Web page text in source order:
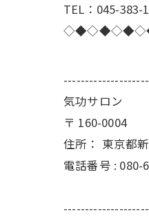
TEL：045-383-
気功サロン
〒 160-0004
住所： 東京都
電話番号 : 080-